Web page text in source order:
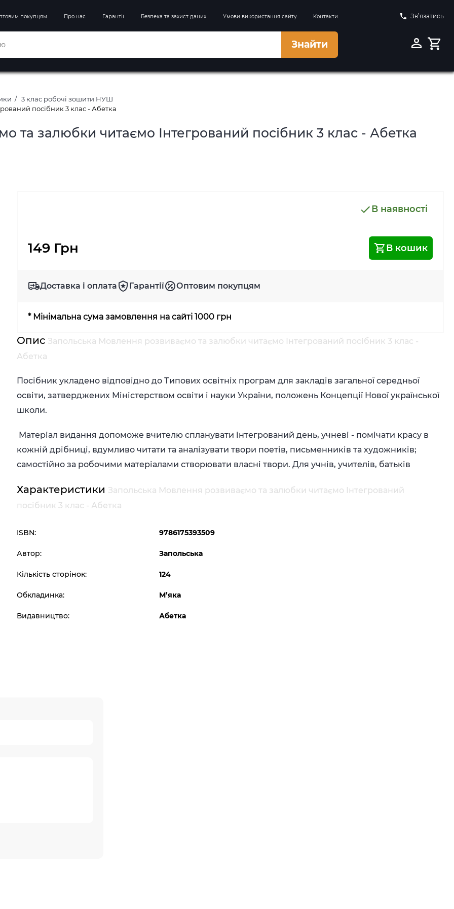
покупцям Про нас Гарантії Безпека та захист даних Умови використання сайту Контакти Зв’язатись
Знайти
3 клас робочі зошити НУШ
посібник 3 клас - Абетка
та залюбки читаємо Інтегрований посібник 3 клас - Абетка
В наявності
149 Грн В кошик
Доставка і оплата Гарантії Оптовим покупцям
* Мінімальна сума замовлення на сайті 1000 грн
Опис Запольська Мовлення розвиваємо та залюбки читаємо Інтегрований посібник 3 клас -
Абетка
Посібник укладено відповідно до Типових освітніх програм для закладів загальної середньої
освіти, затверджених Мініс­терством освіти і науки України, положень Концепції Нової української
школи.
Матеріал видання допоможе вчителю спланувати інтегрований день, учневі - помічати красу в
кожній дрібниці, вдумливо читати та аналізувати твори поетів, письменників та художників;
самостійно за робочими матеріалами створювати власні твори. Для учнів, учителів, батьків
Характеристики Запольська Мовлення розвиваємо та залюбки читаємо Інтегрований
посібник 3 клас - Абетка
ISBN: 9786175393509
Автор: Запольська
Кількість сторінок: 124
Обкладинка: М’яка
Видавництво: Абетка